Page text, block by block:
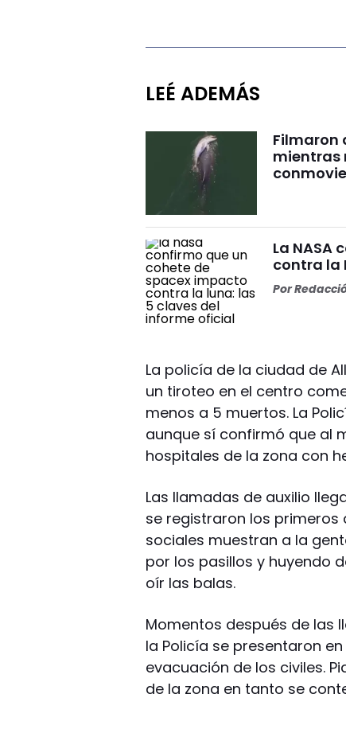
LEÉ ADEMÁS
Filmaron
mientras
La NASA
contra la
Por
La policía de la ciudad de
un tiroteo en el centro
menos a 5 muertos. La
aunque sí confirmó que al
hospitales de la zona con
Las llamadas de auxilio
se registraron los primeros
sociales muestran a la
por los pasillos y huyendo
oír las balas.
Momentos después de las
la Policía se presentaron
evacuación de los civiles.
de la zona en tanto se